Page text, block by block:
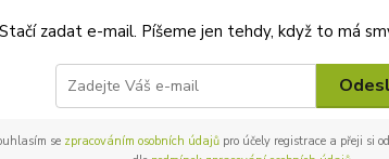
společnosti MOBYTEX Libuše Hejna
25084 Křenice, K potoku 158
zadat e-mail. Píšeme jen tehdy, když to má
se zpracováním osobních údajůpro účely registrace a přeji si